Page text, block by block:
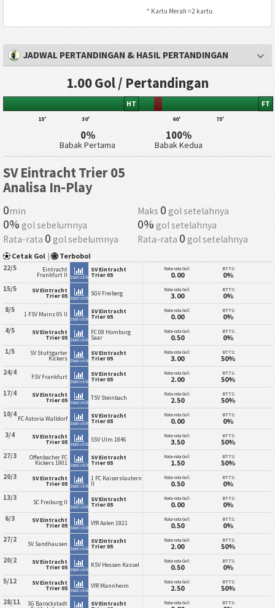
* Kartu Merah =2 kartu.
JADWAL PERTANDINGAN & HASIL PERTANDINGAN
1.00 Gol / Pertandingan
15' 30'
HT
60' 75'
FT
0%
Babak Pertama
100%
Babak Kedua
SV Eintracht Trier 05
Analisa In-Play
0min Maks 0 gol setelahnya
0% gol sebelumnya 0% gol setelahnya
Rata-rata 0 gol sebelumnya Rata-rata 0 gol setelahnya
Cetak Gol | Terbobol
22/5 Eintracht
Frankfurt II Statistik
SV Eintracht
Trier 05
Rata-rata Gol:
0.00
BTTS:
0%
15/5 SV Eintracht
Trier 05 Statistik
SGV Freiberg Rata-rata Gol:
3.00
BTTS:
0%
8/5 1 FSV Mainz 05 II
Statistik
SV Eintracht
Trier 05
Rata-rata Gol:
0.00
BTTS:
0%
4/5 SV Eintracht
Trier 05 Statistik
FC 08 Homburg
Saar
Rata-rata Gol:
0.50
BTTS:
0%
1/5 SV Stuttgarter
Kickers Statistik
SV Eintracht
Trier 05
Rata-rata Gol:
3.00
BTTS:
50%
24/4 FSV Frankfurt
Statistik
SV Eintracht
Trier 05
Rata-rata Gol:
2.00
BTTS:
50%
17/4 SV Eintracht
Trier 05 Statistik
TSV Steinbach Rata-rata Gol:
2.50
BTTS:
50%
10/4 FC Astoria Walldorf
Statistik
SV Eintracht
Trier 05
Rata-rata Gol:
0.00
BTTS:
0%
3/4 SV Eintracht
Trier 05 Statistik
SSV Ulm 1846 Rata-rata Gol:
3.50
BTTS:
50%
27/3 Offenbacher FC
Kickers 1901 Statistik
SV Eintracht
Trier 05
Rata-rata Gol:
1.50
BTTS:
50%
20/3 SV Eintracht
Trier 05 Statistik
1 FC Kaiserslautern
II
Rata-rata Gol:
0.50
BTTS:
0%
13/3 SC Freiburg II
Statistik
SV Eintracht
Trier 05
Rata-rata Gol:
0.00
BTTS:
0%
6/3 SV Eintracht
Trier 05 Statistik
VfR Aalen 1921 Rata-rata Gol:
0.50
BTTS:
0%
27/2 SV Sandhausen
Statistik
SV Eintracht
Trier 05
Rata-rata Gol:
2.00
BTTS:
50%
20/2 SV Eintracht
Trier 05 Statistik
KSV Hessen Kassel Rata-rata Gol:
0.50
BTTS:
0%
5/12 SV Eintracht
Trier 05 Statistik
VfR Mannheim Rata-rata Gol:
2.50
BTTS:
50%
28/11 SG Barockstadt SV Eintracht Rata-rata Gol: BTTS: